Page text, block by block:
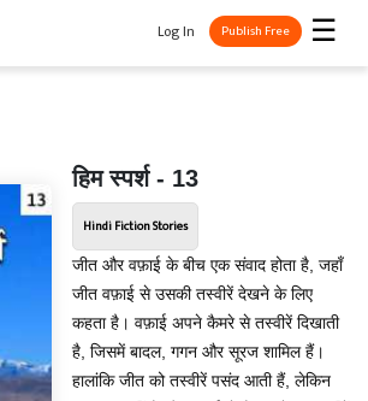
☰
Log In Publish Free
हिम स्पर्श - 13
Hindi Fiction Stories
जीत और वफ़ाई के बीच एक संवाद होता है, जहाँ
जीत वफ़ाई से उसकी तस्वीरें देखने के लिए
कहता है। वफ़ाई अपने कैमरे से तस्वीरें दिखाती
है, जिसमें बादल, गगन और सूरज शामिल हैं।
हालांकि जीत को तस्वीरें पसंद आती हैं, लेकिन